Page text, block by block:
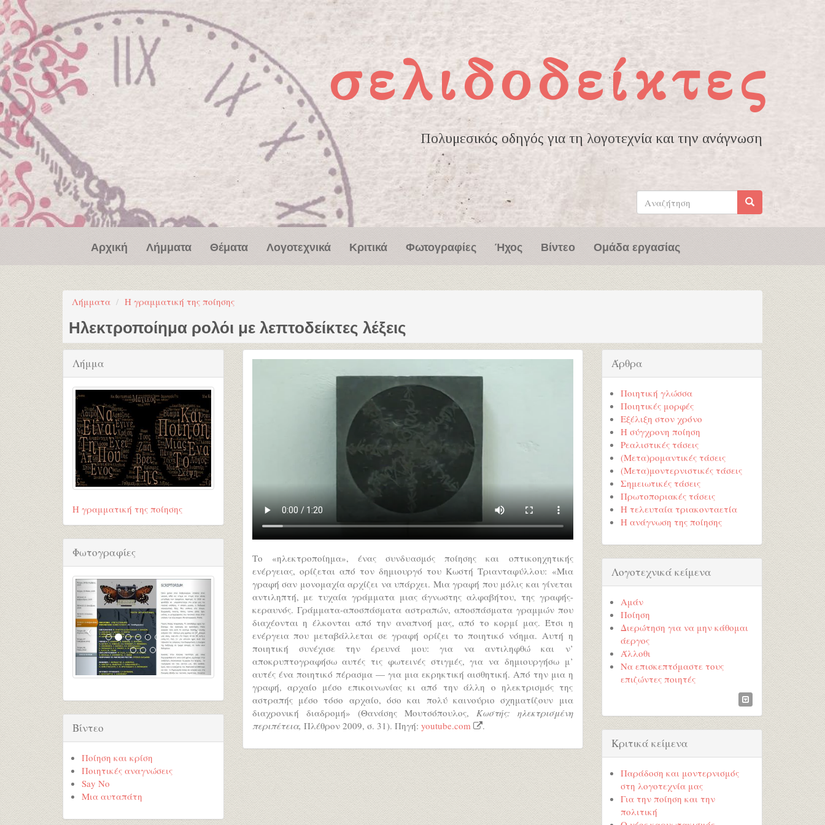
Παράκαμψη προς το κυρίως περιεχόμενο
σελιδοδείκτες
Πολυμεσικός οδηγός για τη λογοτεχνία και την ανάγνωση
Φόρμα
αναζήτησης
Αναζήτηση
Αρχική Λήμματα Θέματα Λογοτεχνικά Κριτικά Φωτογραφίες Ήχος Βίντεο Ομάδα εργασίας
Λήμματα Η γραμματική της ποίησης
Ηλεκτροποίημα ρολόι με λεπτοδείκτες λέξεις
Το «ηλεκτροποίημα», ένας συνδυασμός ποίησης και οπτικοηχητικής
ενέργειας, ορίζεται από τον δημιουργό του Κωστή Τριανταφύλλου: «Μια
γραφή σαν μονομαχία αρχίζει να υπάρχει. Μια γραφή που μόλις και γίνεται
αντιληπτή, με τυχαία γράμματα μιας άγνωστης αλφαβήτου, της γραφής-
κεραυνός. Γράμματα-αποσπάσματα αστραπών, αποσπάσματα γραμμών που
διαχέονται η έλκονται από την αναπνοή μας, από το κορμί μας. Έτσι η
ενέργεια που μεταβάλλεται σε γραφή ορίζει το ποιητικό νόημα. Αυτή η
ποιητική συνέχισε την έρευνά μου: για να αντιληφθώ και ν’
αποκρυπτογραφήσω αυτές τις φωτεινές στιγμές, για να δημιουργήσω μ’
αυτές ένα ποιητικό πέρασμα — για μια εκρηκτική αισθητική. Από την μια η
γραφή, αρχαίο μέσο επικοινωνίας κι από την άλλη ο ηλεκτρισμός της
αστραπής μέσο τόσο αρχαίο, όσο και πολύ καινούριο σχηματίζουν μια
διαχρονική διαδρομή» (Θανάσης Μουτσόπουλος, Κωστής: ηλεκτρισμένη
περιπέτεια, Πλέθρον 2009, σ. 31). Πηγή: youtube.com .
Λήμμα
Η γραμματική της ποίησης
Φωτογραφίες
Βίντεο
Ποίηση και κρίση
Ποιητικές αναγνώσεις
Say No
Μια αυταπάτη
Άρθρα
Ποιητική γλώσσα
Ποιητικές μορφές
Εξέλιξη στον χρόνο
Η σύγχρονη ποίηση
Ρεαλιστικές τάσεις
(Μετα)ρομαντικές τάσεις
(Μετα)μοντερνιστικές τάσεις
Σημειωτικές τάσεις
Πρωτοποριακές τάσεις
Η τελευταία τριακονταετία
Η ανάγνωση της ποίησης
Λογοτεχνικά κείμενα
Αμάν
Ποίηση
Διερώτηση για να μην κάθομαι
άεργος
Άλλοθι
Να επισκεπτόμαστε τους
επιζώντες ποιητές
Κριτικά κείμενα
Παράδοση και μοντερνισμός
στη λογοτεχνία μας
Για την ποίηση και την
πολιτική